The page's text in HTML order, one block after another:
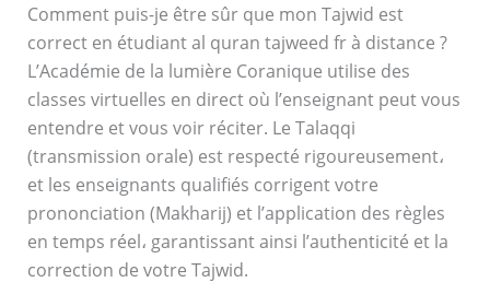
Comment puis-je être sûr que mon Tajwid est
correct en étudiant al quran tajweed fr à distance ?
L’Académie de la lumière Coranique utilise des
classes virtuelles en direct où l’enseignant peut vous
entendre et vous voir réciter. Le Talaqqi
(transmission orale) est respecté rigoureusement،
et les enseignants qualifiés corrigent votre
prononciation (Makharij) et l’application des règles
en temps réel، garantissant ainsi l’authenticité et la
correction de votre Tajwid.